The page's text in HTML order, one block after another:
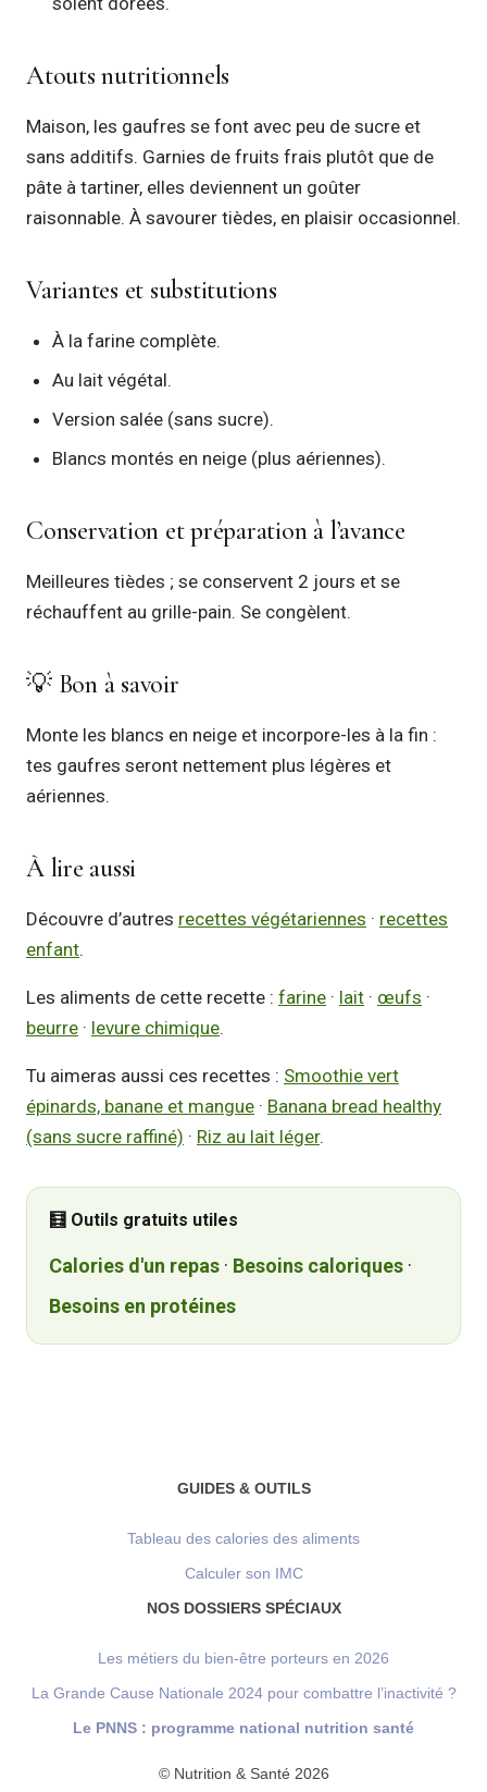
Atouts nutritionnels
Maison, les gaufres se font avec peu de sucre et
sans additifs. Garnies de fruits frais plutôt que de
pâte à tartiner, elles deviennent un goûter
raisonnable. À savourer tièdes, en plaisir occasionnel.
Variantes et substitutions
À la farine complète.
Au lait végétal.
Version salée (sans sucre).
Blancs montés en neige (plus aériennes).
Conservation et préparation à l’avance
Meilleures tièdes ; se conservent 2 jours et se
réchauffent au grille-pain. Se congèlent.
💡 Bon à savoir
Monte les blancs en neige et incorpore-les à la fin :
tes gaufres seront nettement plus légères et
aériennes.
À lire aussi
Découvre d’autres recettes végétariennes · recettes
enfant.
Les aliments de cette recette : farine · lait · œufs ·
beurre · levure chimique.
Tu aimeras aussi ces recettes : Smoothie vert
épinards, banane et mangue · Banana bread healthy
(sans sucre raffiné) · Riz au lait léger.
🧮 Outils gratuits utiles
Calories d'un repas · Besoins caloriques ·
Besoins en protéines
GUIDES & OUTILS
Tableau des calories des aliments
Calculer son IMC
NOS DOSSIERS SPÉCIAUX
Les métiers du bien-être porteurs en 2026
La Grande Cause Nationale 2024 pour combattre l’inactivité ?
Le PNNS : programme national nutrition santé
© Nutrition & Santé 2026